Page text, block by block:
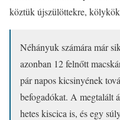
köztük újszülöttekre,
Néhányuk számára már
azonban 12 felnőtt
pár napos kicsinyének
befogadókat. A megtalált
hetes kiscica is, és egy